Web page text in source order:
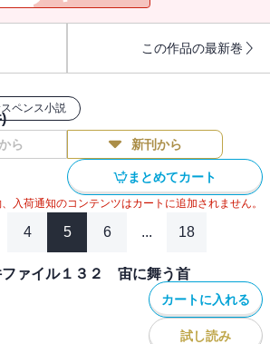
この作品の最新巻
ペンス小説
ら 新刊から
まとめてカート
入荷通知のコンテンツはカートに追加されません。
4 5 6 ... 18
ファイル１３２ 宙に舞う首
カートに入れる
試し読み